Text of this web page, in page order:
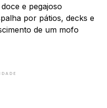
e pegajoso
por pátios, decks e
de um mofo